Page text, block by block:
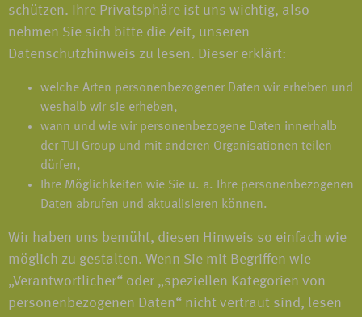
schützen. Ihre Privatsphäre ist uns wichtig, also
nehmen Sie sich bitte die Zeit, unseren
Datenschutzhinweis zu lesen. Dieser erklärt:
welche Arten personenbezogener Daten wir erheben und
weshalb wir sie erheben,
wann und wie wir personenbezogene Daten innerhalb
der TUI Group und mit anderen Organisationen teilen
dürfen,
Ihre Möglichkeiten wie Sie u. a. Ihre personenbezogenen
Daten abrufen und aktualisieren können.
Wir haben uns bemüht, diesen Hinweis so einfach wie
möglich zu gestalten. Wenn Sie mit Begriffen wie
„Verantwortlicher“ oder „speziellen Kategorien von
personenbezogenen Daten“ nicht vertraut sind, lesen